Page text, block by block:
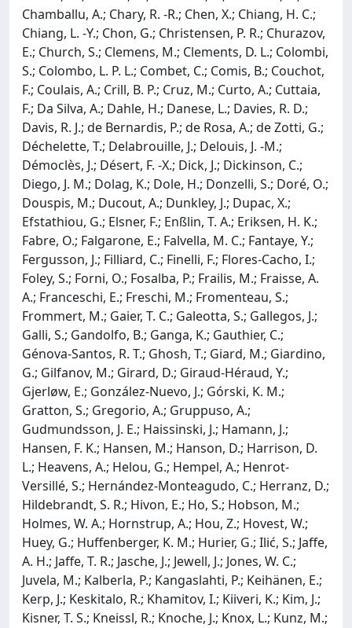
Chamballu, A.; Chary, R. -R.; Chen, X.; Chiang, H. C.;
Chiang, L. -Y.; Chon, G.; Christensen, P. R.; Churazov,
E.; Church, S.; Clemens, M.; Clements, D. L.; Colombi,
S.; Colombo, L. P. L.; Combet, C.; Comis, B.; Couchot,
F.; Coulais, A.; Crill, B. P.; Cruz, M.; Curto, A.; Cuttaia,
F.; Da Silva, A.; Dahle, H.; Danese, L.; Davies, R. D.;
Davis, R. J.; de Bernardis, P.; de Rosa, A.; de Zotti, G.;
Déchelette, T.; Delabrouille, J.; Delouis, J. -M.;
Démoclès, J.; Désert, F. -X.; Dick, J.; Dickinson, C.;
Diego, J. M.; Dolag, K.; Dole, H.; Donzelli, S.; Doré, O.;
Douspis, M.; Ducout, A.; Dunkley, J.; Dupac, X.;
Efstathiou, G.; Elsner, F.; Enßlin, T. A.; Eriksen, H. K.;
Fabre, O.; Falgarone, E.; Falvella, M. C.; Fantaye, Y.;
Fergusson, J.; Filliard, C.; Finelli, F.; Flores-Cacho, I.;
Foley, S.; Forni, O.; Fosalba, P.; Frailis, M.; Fraisse, A.
A.; Franceschi, E.; Freschi, M.; Fromenteau, S.;
Frommert, M.; Gaier, T. C.; Galeotta, S.; Gallegos, J.;
Galli, S.; Gandolfo, B.; Ganga, K.; Gauthier, C.;
Génova-Santos, R. T.; Ghosh, T.; Giard, M.; Giardino,
G.; Gilfanov, M.; Girard, D.; Giraud-Héraud, Y.;
Gjerløw, E.; González-Nuevo, J.; Górski, K. M.;
Gratton, S.; Gregorio, A.; Gruppuso, A.;
Gudmundsson, J. E.; Haissinski, J.; Hamann, J.;
Hansen, F. K.; Hansen, M.; Hanson, D.; Harrison, D.
L.; Heavens, A.; Helou, G.; Hempel, A.; Henrot-
Versillé, S.; Hernández-Monteagudo, C.; Herranz, D.;
Hildebrandt, S. R.; Hivon, E.; Ho, S.; Hobson, M.;
Holmes, W. A.; Hornstrup, A.; Hou, Z.; Hovest, W.;
Huey, G.; Huffenberger, K. M.; Hurier, G.; Ilić, S.; Jaffe,
A. H.; Jaffe, T. R.; Jasche, J.; Jewell, J.; Jones, W. C.;
Juvela, M.; Kalberla, P.; Kangaslahti, P.; Keihänen, E.;
Kerp, J.; Keskitalo, R.; Khamitov, I.; Kiiveri, K.; Kim, J.;
Kisner, T. S.; Kneissl, R.; Knoche, J.; Knox, L.; Kunz, M.;